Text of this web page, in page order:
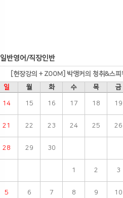
일반영어/직장인반
[현장강의 + ZOOM] 박앵커의 청취&스피
일
월 화 수 목 금
14 15 16 17 18 19
21 22 23 24 25 26
28 29 30
1 2 3
5 6 7 8 9 10